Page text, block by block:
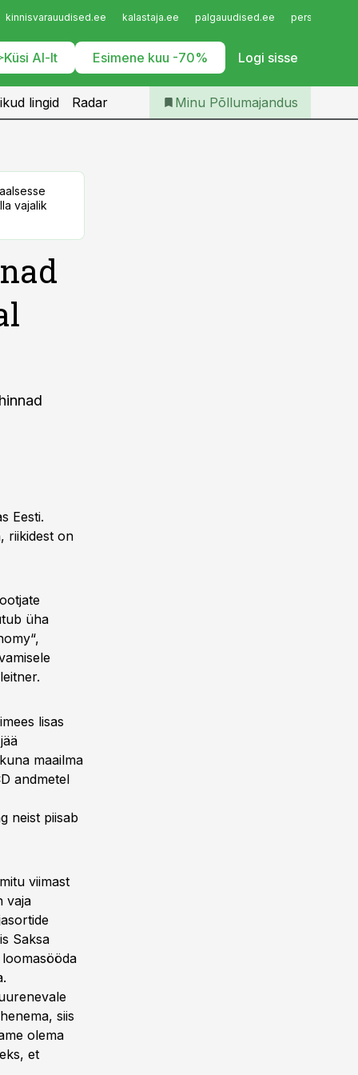
kinnisvarauudised.ee kalastaja.ee palgauudised.ee
Küsi AI-lt Esimene kuu -70% Logi sisse
Iseteenindus
Telli Põllumajandus
lingid Radar Minu Põllumajandus
vajalik
Eesti.
riikidest on
üha
lisas
maailma
andmetel
neist piisab
viimast
vaja
Saksa
siis
olema
et